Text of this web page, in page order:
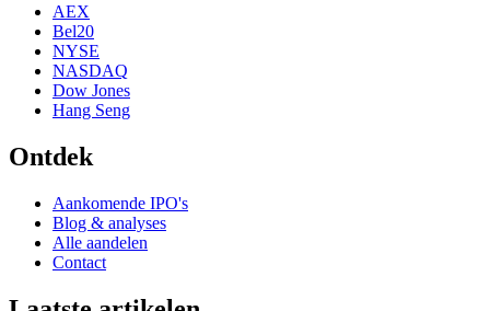
AEX
Bel20
NYSE
NASDAQ
Dow Jones
Hang Seng
Ontdek
Aankomende IPO's
Blog & analyses
Alle aandelen
Contact